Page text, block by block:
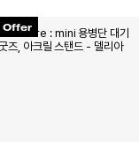
Offer